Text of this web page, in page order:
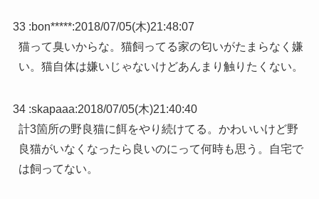
33 :bon*****:2018/07/05(木)21:48:07
猫って臭いからな。猫飼ってる家の匂いがたまらなく嫌
い。猫自体は嫌いじゃないけどあんまり触りたくない。
34 :skapaaa:2018/07/05(木)21:40:40
計3箇所の野良猫に餌をやり続けてる。かわいいけど野
良猫がいなくなったら良いのにって何時も思う。自宅で
は飼ってない。